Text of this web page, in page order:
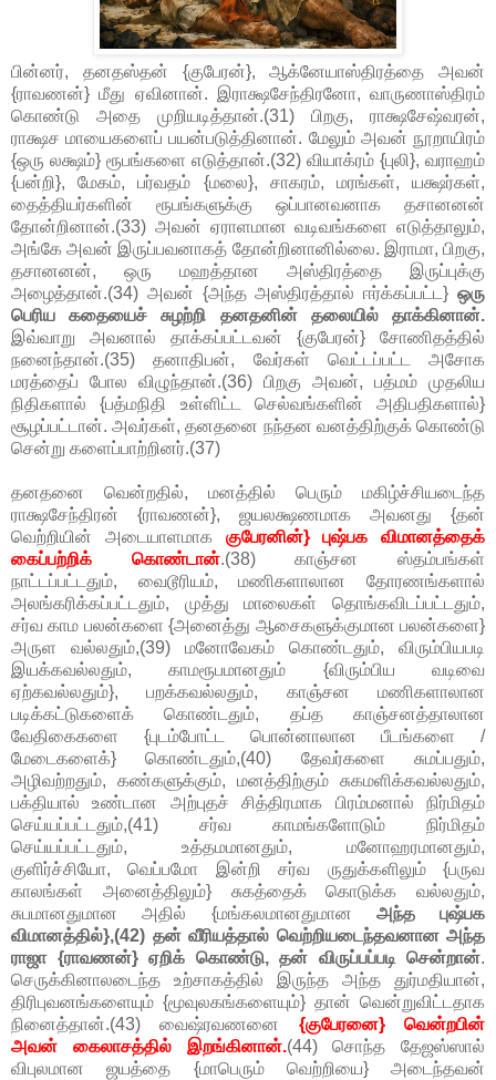
பின்னர், தனதஸ்தன் {குபேரன்}, ஆக்னேயாஸ்திரத்தை அவன்
{ராவணன்} மீது ஏவினான். இராக்ஷசேந்திரனோ, வாருணாஸ்திரம்
கொண்டு அதை முறியடித்தான்.(31) பிறகு, ராக்ஷசேஷ்வரன்,
ராக்ஷச மாயைகளைப் பயன்படுத்தினான். மேலும் அவன் நூறாயிரம்
{ஒரு லக்ஷம்} ரூபங்களை எடுத்தான்.(32) வியாக்ரம் {புலி}, வராஹம்
{பன்றி}, மேகம், பர்வதம் {மலை}, சாகரம், மரங்கள், யக்ஷர்கள்,
தைத்தியர்களின் ரூபங்களுக்கு ஒப்பானவனாக தசானனன்
தோன்றினான்.(33) அவன் ஏராளமான வடிவங்களை எடுத்தாலும்,
அங்கே அவன் இருப்பவனாகத் தோன்றினானில்லை. இராமா, பிறகு,
தசானனன், ஒரு மஹத்தான அஸ்திரத்தை இருப்புக்கு
அழைத்தான்.(34) அவன் {அந்த அஸ்திரத்தால் ஈர்க்கப்பட்ட} ஒரு
பெரிய கதையைச் சுழற்றி தனதனின் தலையில் தாக்கினான்.
இவ்வாறு அவனால் தாக்கப்பட்டவன் {குபேரன்} சோணிதத்தில்
நனைந்தான்.(35) தனாதிபன், வேர்கள் வெட்டப்பட்ட அசோக
மரத்தைப் போல விழுந்தான்.(36) பிறகு அவன், பத்மம் முதலிய
நிதிகளால் {பத்மநிதி உள்ளிட்ட செல்வங்களின் அதிபதிகளால்}
சூழப்பட்டான். அவர்கள், தனதனை நந்தன வனத்திற்குக் கொண்டு
சென்று களைப்பாற்றினர்.(37)
தனதனை வென்றதில், மனத்தில் பெரும் மகிழ்ச்சியடைந்த
ராக்ஷசேந்திரன் {ராவணன்}, ஜயலக்ஷணமாக அவனது {தன்
வெற்றியின் அடையாளமாக குபேரனின்} புஷ்பக விமானத்தைக்
கைப்பற்றிக் கொண்டான்.(38) காஞ்சன ஸ்தம்பங்கள்
நாட்டப்பட்டதும், வைடூரியம், மணிகளாலான தோரணங்களால்
அலங்கரிக்கப்பட்டதும், முத்து மாலைகள் தொங்கவிடப்பட்டதும்,
சர்வ காம பலன்களை {அனைத்து ஆசைகளுக்குமான பலன்களை}
அருள வல்லதும்,(39) மனோவேகம் கொண்டதும், விரும்பியபடி
இயக்கவல்லதும், காமரூபமானதும் {விரும்பிய வடிவை
ஏற்கவல்லதும்}, பறக்கவல்லதும், காஞ்சன மணிகளாலான
படிக்கட்டுகளைக் கொண்டதும், தப்த காஞ்சனத்தாலான
வேதிகைகளை {புடம்போட்ட பொன்னாலான பீடங்களை /
மேடைகளைக்} கொண்டதும்,(40) தேவர்களை சுமப்பதும்,
அழிவற்றதும், கண்களுக்கும், மனத்திற்கும் சுகமளிக்கவல்லதும்,
பக்தியால் உண்டான அற்புதச் சித்திரமாக பிரம்மனால் நிர்மிதம்
செய்யப்பட்டதும்,(41) சர்வ காமங்களோடும் நிர்மிதம்
செய்யப்பட்டதும், உத்தமமானதும், மனோஹரமானதும்,
குளிர்ச்சியோ, வெப்பமோ இன்றி சர்வ ருதுக்களிலும் {பருவ
காலங்கள் அனைத்திலும்} சுகத்தைக் கொடுக்க வல்லதும்,
சுபமானதுமான அதில் {மங்கலமானதுமான அந்த புஷ்பக
விமானத்தில்},(42) தன் வீரியத்தால் வெற்றியடைந்தவனான அந்த
ராஜா {ராவணன்} ஏறிக் கொண்டு, தன் விருப்பப்படி சென்றான்.
செருக்கினாலடைந்த உற்சாகத்தில் இருந்த அந்த துர்மதியான்,
திரிபுவனங்களையும் {மூவுலகங்களையும்} தான் வென்றுவிட்டதாக
நினைத்தான்.(43) வைஷ்ரவணனை {குபேரனை} வென்றபின்
அவன் கைலாசத்தில் இறங்கினான்.(44) சொந்த தேஜஸ்ஸால்
விபுலமான ஜயத்தை {மாபெரும் வெற்றியை} அடைந்தவன்